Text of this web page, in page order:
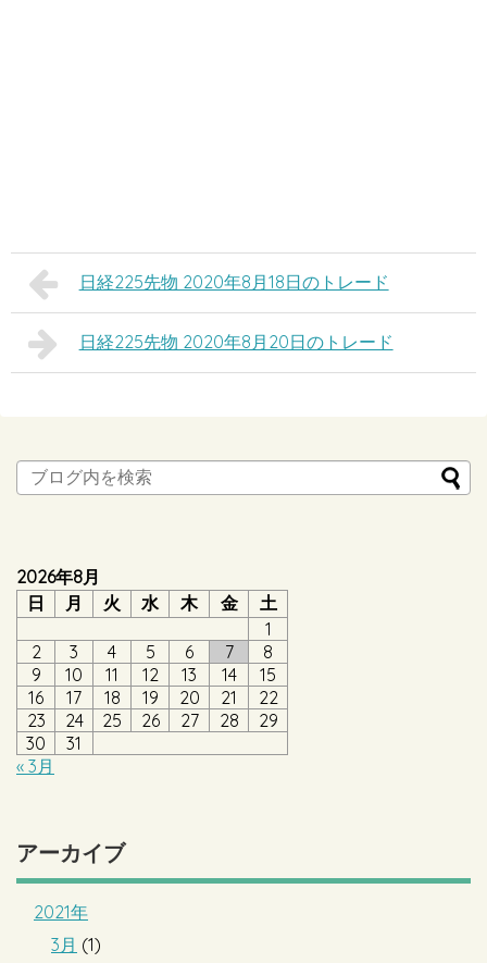
日経225先物 2020年8月18日のトレード
日経225先物 2020年8月20日のトレード
2026年8月
日
月 火 水 木 金
土
1
2
3 4 5 6 7
8
9
10 11 12 13 14
15
16
17 18 19 20 21
22
23
24 25 26 27 28
29
30
31
« 3月
アーカイブ
2021年
3月 (1)